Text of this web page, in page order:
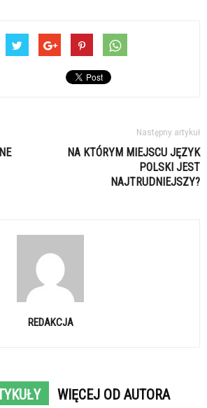
Następny artykuł
NA KTÓRYM MIEJSCU JĘZYK
POLSKI JEST
NAJTRUDNIEJSZY?
REDAKCJA
WIĘCEJ OD AUTORA